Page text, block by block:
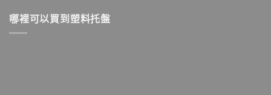
哪裡可以買到塑料托盤